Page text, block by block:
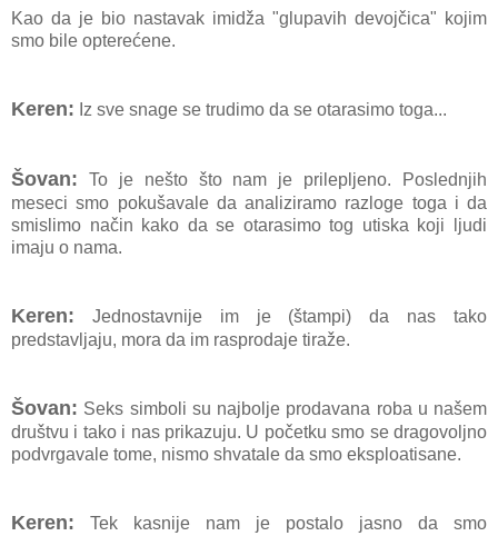
Kao da je bio nastavak imidža "glupavih devojčica" kojim
smo bile opterećene.
Keren: Iz sve snage se trudimo da se otarasimo toga...
Šovan: To je nešto što nam je prilepljeno. Poslednjih
meseci smo pokušavale da analiziramo razloge toga i da
smislimo način kako da se otarasimo tog utiska koji ljudi
imaju o nama.
Keren: Jednostavnije im je (štampi) da nas tako
predstavljaju, mora da im rasprodaje tiraže.
Šovan: Seks simboli su najbolje prodavana roba u našem
društvu i tako i nas prikazuju. U početku smo se dragovoljno
podvrgavale tome, nismo shvatale da smo eksploatisane.
Keren: Tek kasnije nam je postalo jasno da smo